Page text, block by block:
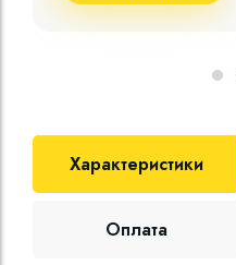
Характеристики
Оплата